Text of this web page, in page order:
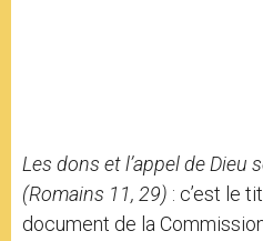
Les dons et l’appel de Dieu
(Romains 11, 29) : c’est le
document de la